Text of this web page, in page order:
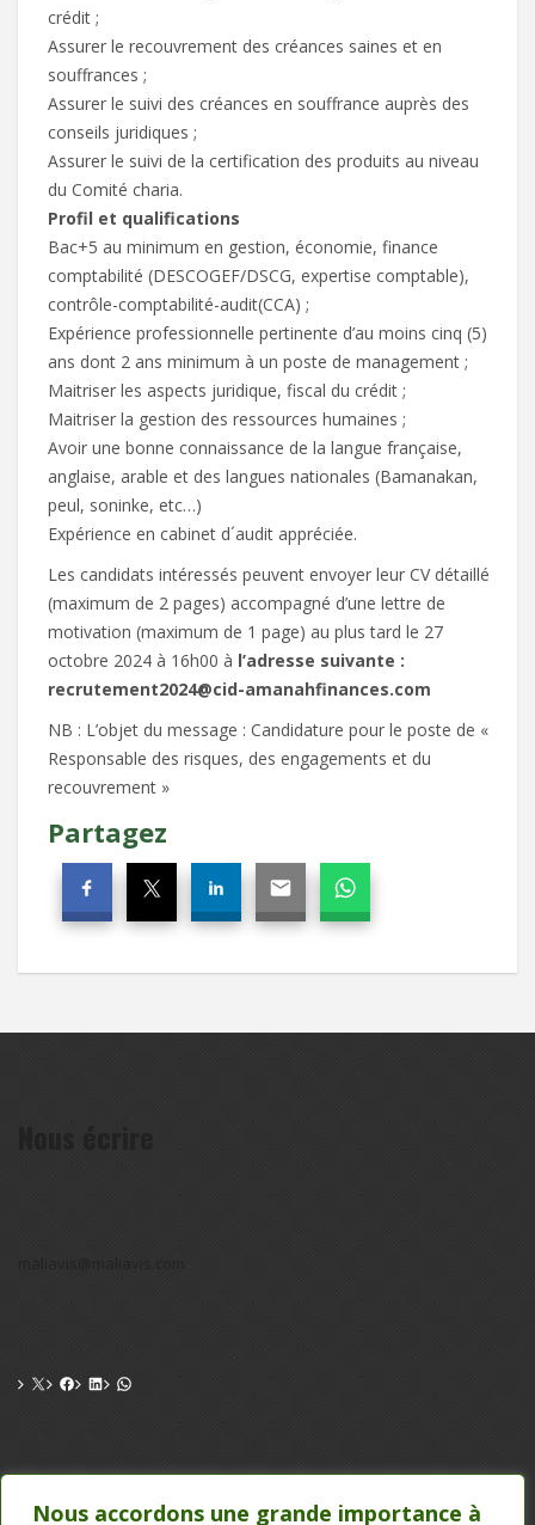
Nous accordons une grande importance à
crédit ;
Assurer le recouvrement des créances saines et en
souffrances ;
Assurer le suivi des créances en souffrance auprès des
conseils juridiques ;
Assurer le suivi de la certification des produits au niveau
du Comité charia.
Profil et qualifications
Bac+5 au minimum en gestion, économie, finance
comptabilité (DESCOGEF/DSCG, expertise comptable),
contrôle-comptabilité-audit(CCA) ;
Expérience professionnelle pertinente d’au moins cinq (5)
ans dont 2 ans minimum à un poste de management ;
Maitriser les aspects juridique, fiscal du crédit ;
Maitriser la gestion des ressources humaines ;
Avoir une bonne connaissance de la langue française,
anglaise, arable et des langues nationales (Bamanakan,
peul, soninke, etc…)
Expérience en cabinet d´audit appréciée.
Les candidats intéressés peuvent envoyer leur CV détaillé
(maximum de 2 pages) accompagné d’une lettre de
motivation (maximum de 1 page) au plus tard le 27
octobre 2024 à 16h00 à l’adresse suivante :
recrutement2024@cid-amanahfinances.com
NB : L’objet du message : Candidature pour le poste de «
Responsable des risques, des engagements et du
recouvrement »
Partagez
CONTACT